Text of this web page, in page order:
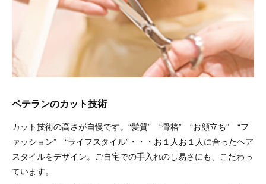
ベテランのカット技術
カット技術の高さが自慢です。“髪質” “骨格” “お顔立ち” “フ
ァッション” “ライフスタイル”・・・お１人お１人に合ったヘア
スタイルをデザイン。ご自宅での手入れのし易さにも、こだわっ
ています。